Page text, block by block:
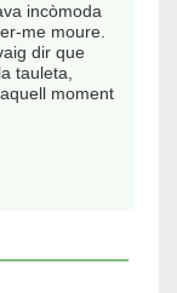
incòmoda
me moure.
dir que
tauleta,
moment